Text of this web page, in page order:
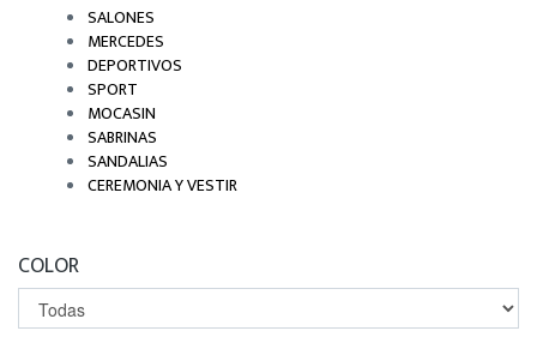
SALONES
MERCEDES
DEPORTIVOS
SPORT
MOCASIN
SABRINAS
SANDALIAS
CEREMONIA Y VESTIR
COLOR